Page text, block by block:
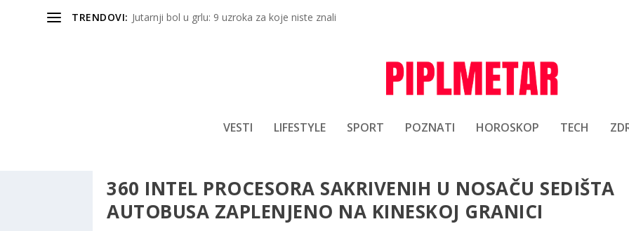
TRENDOVI: Jutarnji bol u grlu: 9 uzroka za koje niste znali
VESTI LIFESTYLE SPORT POZNATI HOROSKOP TECH
360 INTEL PROCESORA SAKRIVENIH U NOSAČU SEDIŠTA
AUTOBUSA ZAPLENJENO NA KINESKOJ GRANICI